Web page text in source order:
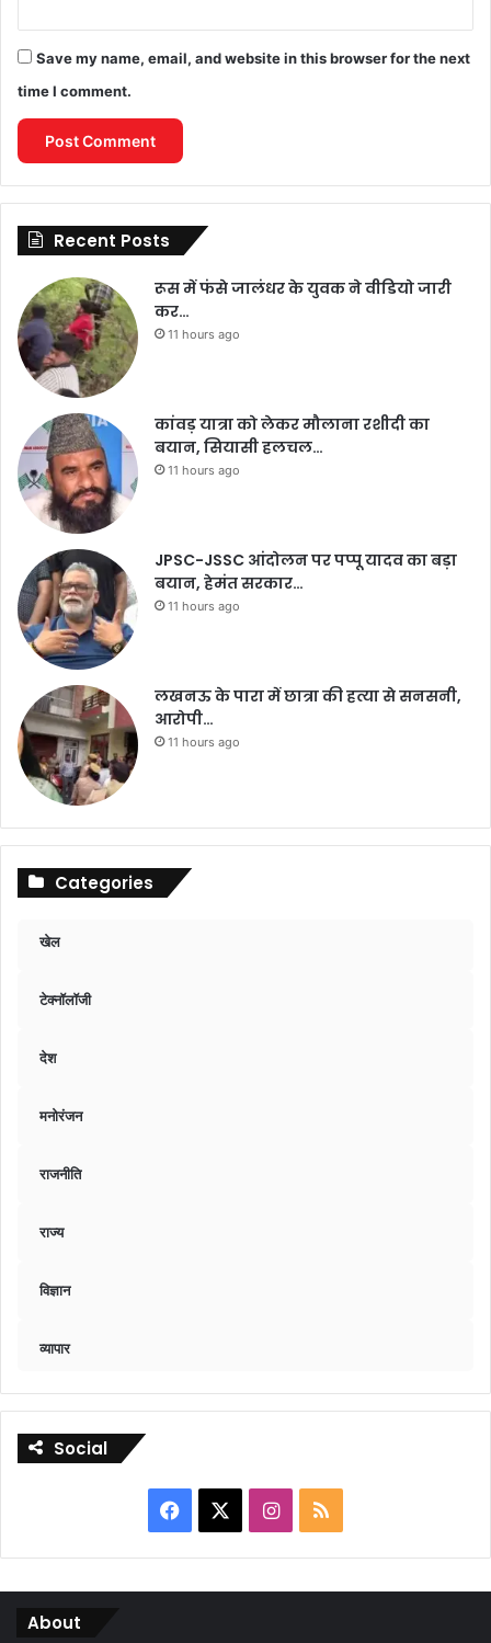
Save my name, email, and website in this browser for the next
time I comment.
Recent Posts
रूस में फंसे जालंधर के युवक ने वीडियो जारी
कर…
11 hours ago
कांवड़ यात्रा को लेकर मौलाना रशीदी का
बयान, सियासी हलचल…
11 hours ago
JPSC-JSSC आंदोलन पर पप्पू यादव का बड़ा
बयान, हेमंत सरकार…
11 hours ago
लखनऊ के पारा में छात्रा की हत्या से सनसनी,
आरोपी…
11 hours ago
Categories
खेल
टेक्नॉलॉजी
देश
मनोरंजन
राजनीति
राज्य
विज्ञान
व्यापार
Social
Facebook Instagram
RSS
About